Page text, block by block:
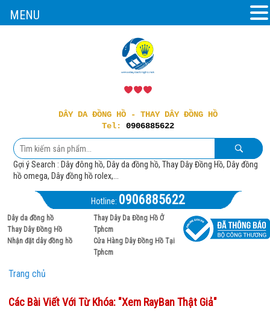
DÂY DA ĐỒNG HỒ - THAY DÂY ĐỒNG HỒ
Tel: 0906885622
Gợi ý Search : Dây đông hồ, Dây da đồng hồ, Thay Dây Đồng Hồ, Dây đồng
hồ omega, Dây đồng hồ rolex,...
Hotline: 0906885622
Dây da đồng hồ
Thay Dây Đồng Hồ
Nhận đặt dây đồng hồ
Thay Dây Da Đồng Hồ Ở
Tphcm
Cửa Hàng Dây Đồng Hồ Tại
Tphcm
Trang chủ
Các Bài Viết Với Từ Khóa: "xem RayBan Thật Giả"
MENU